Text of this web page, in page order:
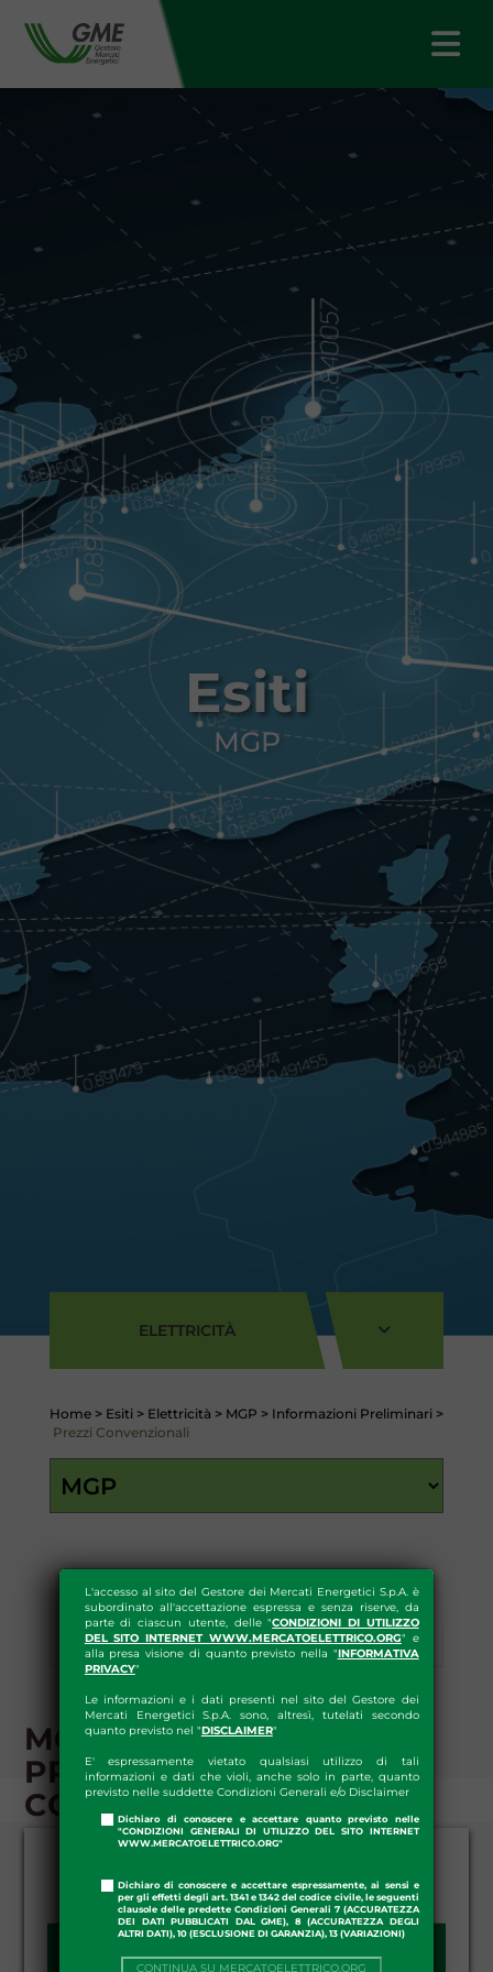
L'accesso al sito del Gestore dei Mercati Energetici S.p.A. è
subordinato all'accettazione espressa e senza riserve, da
parte di ciascun utente, delle "CONDIZIONI DI UTILIZZO
DEL SITO INTERNET WWW.MERCATOELETTRICO.ORG" e
alla presa visione di quanto previsto nella "INFORMATIVA
PRIVACY"
Le informazioni e i dati presenti nel sito del Gestore dei
Mercati Energetici S.p.A. sono, altresì, tutelati secondo
quanto previsto nel "DISCLAIMER"
E' espressamente vietato qualsiasi utilizzo di tali
informazioni e dati che violi, anche solo in parte, quanto
previsto nelle suddette Condizioni Generali e/o Disclaimer
Dichiaro di conoscere e accettare quanto previsto nelle
"CONDIZIONI GENERALI DI UTILIZZO DEL SITO INTERNET
WWW.MERCATOELETTRICO.ORG"
Dichiaro di conoscere e accettare espressamente, ai sensi e
per gli effetti degli art. 1341 e 1342 del codice civile, le seguenti
clausole delle predette Condizioni Generali 7 (ACCURATEZZA
DEI DATI PUBBLICATI DAL GME), 8 (ACCURATEZZA DEGLI
ALTRI DATI), 10 (ESCLUSIONE DI GARANZIA), 13 (VARIAZIONI)
CONTINUA SU MERCATOELETTRICO.ORG
Esiti
MGP
ELETTRICITÀ
Home > Esiti > Elettricità > MGP > Informazioni Preliminari >
Prezzi Convenzionali
Esiti
Statistiche
Informazioni Preliminari
Download
MGP - INFORMAZIONI
PRELIMINARI - PREZZI
CONVENZIONALI
DATA DA - A: